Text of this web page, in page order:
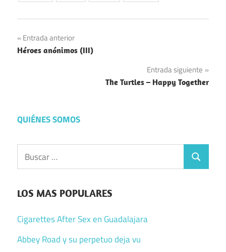
Navegación
de
Entrada anterior
Héroes anónimos (III)
Entrada siguiente
The Turtles – Happy Together
QUIÉNES SOMOS
Buscar:
Buscar
LOS MAS POPULARES
Cigarettes After Sex en Guadalajara
Abbey Road y su perpetuo deja vu